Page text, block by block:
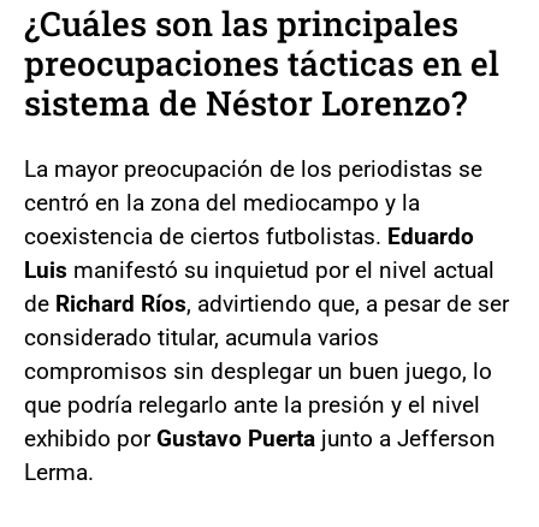
¿Cuáles son las principales
preocupaciones tácticas en el
sistema de Néstor Lorenzo?
La mayor preocupación de los periodistas se
centró en la zona del mediocampo y la
coexistencia de ciertos futbolistas. Eduardo
Luis manifestó su inquietud por el nivel actual
de Richard Ríos, advirtiendo que, a pesar de ser
considerado titular, acumula varios
compromisos sin desplegar un buen juego, lo
que podría relegarlo ante la presión y el nivel
exhibido porGustavo Puerta junto a Jefferson
Lerma.